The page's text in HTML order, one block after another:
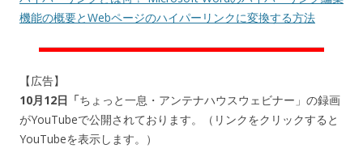
機能の概要とWebページのハイパーリンクに変換する方法
【広告】
10月12日「ちょっと一息・アンテナハウスウェビナー」の録画
がYouTubeで公開されております。（リンクをクリックすると
YouTubeを表示します。）